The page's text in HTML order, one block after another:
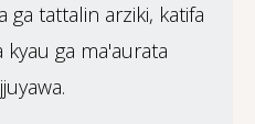
ga tattalin arziki, katifa
ga ma'aurata